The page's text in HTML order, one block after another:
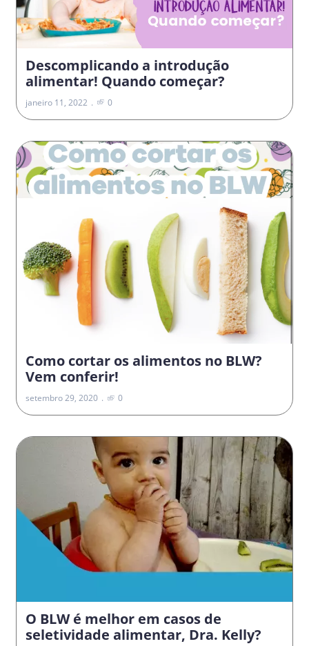
Descomplicando a introdução
alimentar! Quando começar?
janeiro 11, 2022 0
Como cortar os alimentos no BLW?
Vem conferir!
setembro 29, 2020 0
O BLW é melhor em casos de
seletividade alimentar, Dra. Kelly?